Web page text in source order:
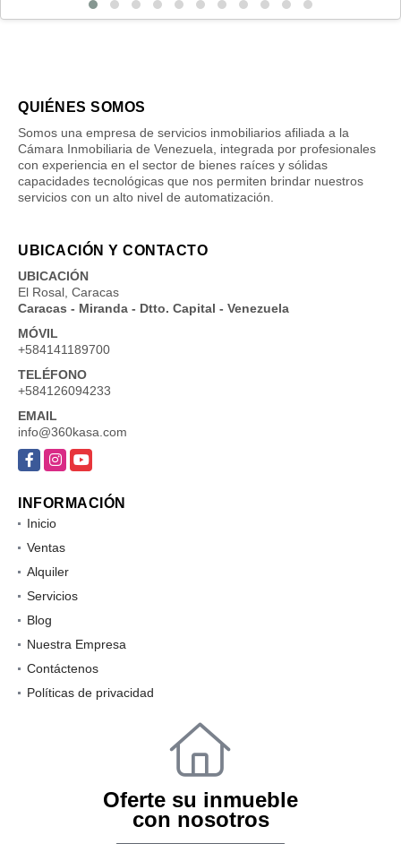
QUIÉNES SOMOS
Somos una empresa de servicios inmobiliarios afiliada a la
Cámara Inmobiliaria de Venezuela, integrada por profesionales
con experiencia en el sector de bienes raíces y sólidas
capacidades tecnológicas que nos permiten brindar nuestros
servicios con un alto nivel de automatización.
UBICACIÓN Y CONTACTO
UBICACIÓN
El Rosal, Caracas
Caracas - Miranda - Dtto. Capital - Venezuela
MÓVIL
+584141189700
TELÉFONO
+584126094233
EMAIL
info@360kasa.com
Facebook
InstagramYouTube
INFORMACIÓN
Inicio
Ventas
Alquiler
Servicios
Blog
Nuestra Empresa
Contáctenos
Políticas de privacidad
Oferte su inmueble
con nosotros